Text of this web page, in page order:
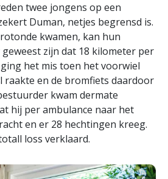
twee jongens op een
Duman, netjes begrensd is.
kwamen, kan hun
zijn dat 18 kilometer per
het mis toen het voorwiel
raakte en de bromfiets daardoor
kwam dermate
hij per ambulance naar het
en er 28 hechtingen kreeg.
loss verklaard.